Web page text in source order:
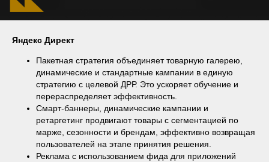
Яндекс Директ
Пакетная стратегия объединяет товарную галерею,
динамические и стандартные кампании в единую
стратегию с целевой ДРР. Это ускоряет обучение и
перераспределяет эффективность.
Смарт-баннеры, динамические кампании и
ретаргетинг продвигают товары с сегментацией по
марже, сезонности и брендам, эффективно возвращая
пользователей на этапе принятия решения.
Реклама с использованием фида для приложений